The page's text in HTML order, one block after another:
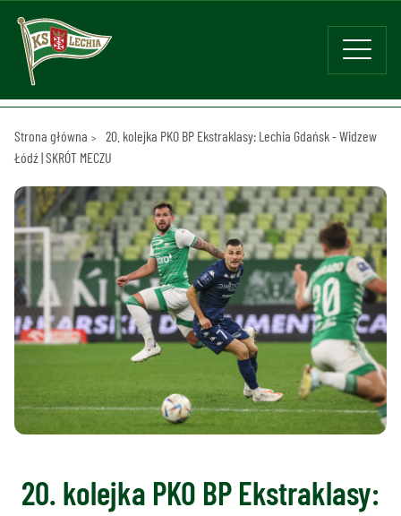
Strona główna
20. kolejka PKO BP Ekstraklasy: Lechia Gdańsk - Widzew
Łódź | SKRÓT MECZU
20. kolejka PKO BP Ekstraklasy: